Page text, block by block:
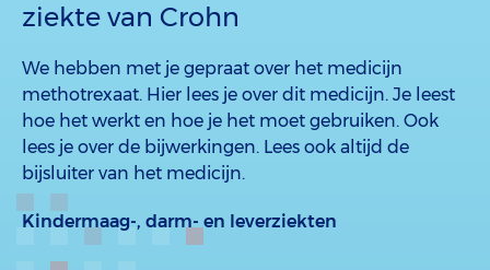
ziekte van Crohn
We hebben met je gepraat over het medicijn
methotrexaat. Hier lees je over dit medicijn. Je leest
hoe het werkt en hoe je het moet gebruiken. Ook
lees je over de bijwerkingen. Lees ook altijd de
bijsluiter van het medicijn.
Kindermaag-, darm- en leverziekten